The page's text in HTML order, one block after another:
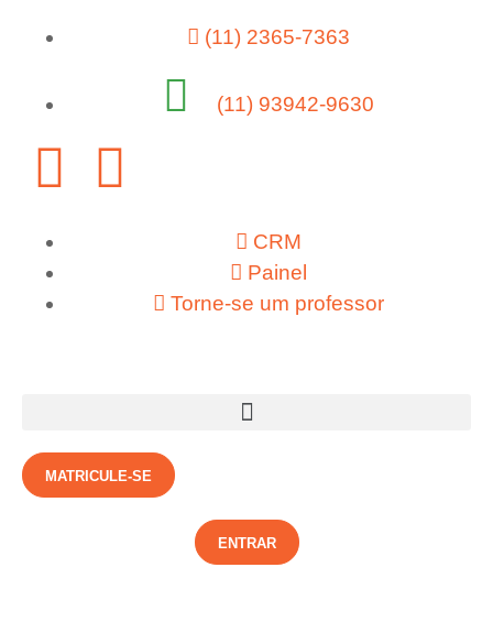
(11) 2365-7363
(11) 93942-9630
CRM
Painel
Torne-se um professor
MATRICULE-SE
ENTRAR